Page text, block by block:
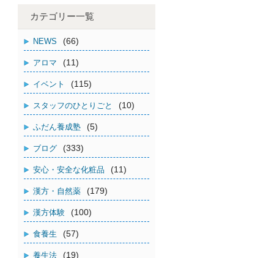
カテゴリー一覧
NEWS (66)
アロマ (11)
イベント (115)
スタッフのひとりごと (10)
ふだん養成塾 (5)
ブログ (333)
安心・安全な化粧品 (11)
漢方・自然薬 (179)
漢方体験 (100)
食養生 (57)
養生法 (19)